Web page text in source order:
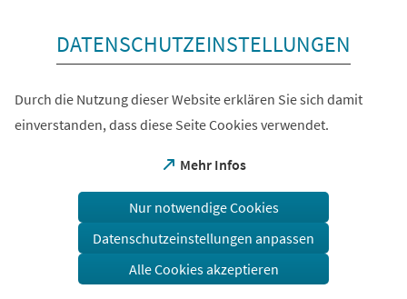
DATENSCHUTZEINSTELLUNGEN
Durch die Nutzung dieser Website erklären Sie sich damit
einverstanden, dass diese Seite Cookies verwendet.
Mehr Infos
(Öffnet
einem
Tab)
Nur notwendige Cookies
Datenschutzeinstellungen anpassen
Alle Cookies akzeptieren